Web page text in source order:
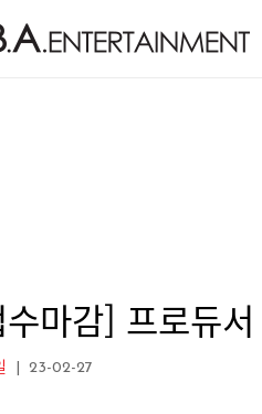
마감] 프로듀
| 23-02-27